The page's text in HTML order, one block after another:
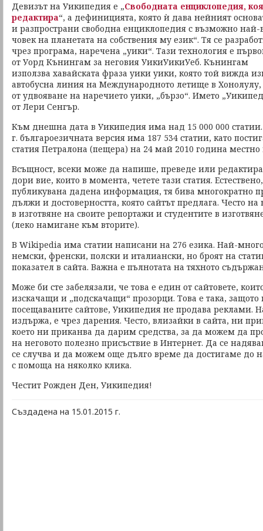
Девизът на Уикипедия е „Свободната енциклопедия,
редактира“, а дефиницията, която ѝ дава нейният
и разпространи свободна енциклопедия с възможно най-
човек на планетата на собствения му език“. Тя се
чрез програма, наречена „уики“. Тази технология е
от Уорд Кънингам за неговия УикиУикиУеб. Кънингам
използва хавайската фраза уики уики, която той вижда
автобусна линия на Международното летище в
от удвояване на наречието уики, „бързо“. Името
от Лери Сенгър.
Към днешна дата в Уикипедия има над 15 000 000
г. българоезичната версия има 187 534 статии, като
статия Петралона (пещера) на 24 май 2010 година местно
Всъщност, всеки може да напише, преведе или
дори вие, които в момента, четете тази статия.
публикувана дадена информация, тя бива многократно
дължи и достоверността, която сайтът предлага. Често
в изготвяне на своите репортажи и студентите в
(леко намигане към вторите).
В Wikipediа има статии написани на 276 езика. Най-
немски, френски, полски и италиански, но броят на
показател в сайта. Важна е пълнотата на тяхното
Може би сте забелязали, че това е един от сайтовете,
изскачащи и „подскачащи“ прозорци. Това е така,
посещаваните сайтове, Уикипедия не продава реклами.
издържа, е чрез дарения. Често, влизайки в сайта, ни
което ни приканва да дарим средства, за да можем да
на неговото полезно присъствие в Интернет. Да се
се случва и да можем още дълго време да достигаме до
с помоща на няколко клика.
Честит Рожден Ден, Уикипедия!
Създадена на 15.01.2015 г.